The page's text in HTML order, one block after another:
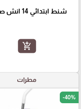
شنط ابتدائي 14 انش صوفيا
add_shopping_cart
مطرات
-40%